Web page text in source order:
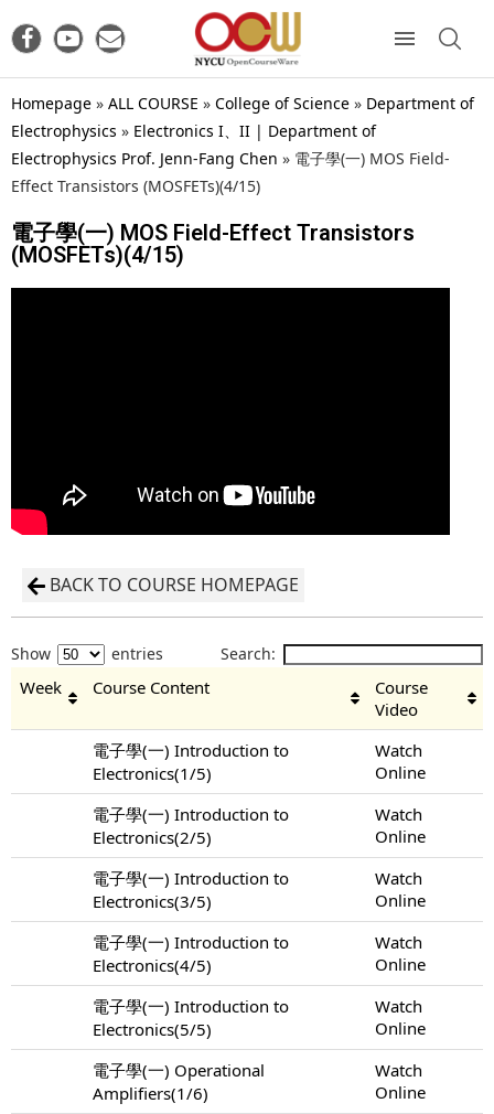
Homepage » ALL COURSE » College of Science » Department of
Electrophysics » Electronics I、II | Department of
Electrophysics Prof. Jenn-Fang Chen » 電子學(一) MOS Field-
Effect Transistors (MOSFETs)(4/15)
電子學(一) MOS Field-Effect Transistors
(MOSFETs)(4/15)
BACK TO COURSE HOMEPAGE
Show entries Search:
Week Course Content
Course
Video
電子學(一) Introduction to
Electronics(1/5)
Watch
Online
電子學(一) Introduction to
Electronics(2/5)
Watch
Online
電子學(一) Introduction to
Electronics(3/5)
Watch
Online
電子學(一) Introduction to
Electronics(4/5)
Watch
Online
電子學(一) Introduction to
Electronics(5/5)
Watch
Online
電子學(一) Operational
Amplifiers(1/6)
Watch
Online